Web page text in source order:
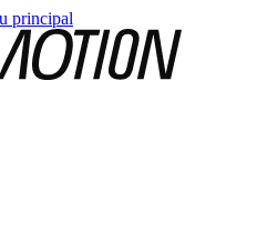
principal